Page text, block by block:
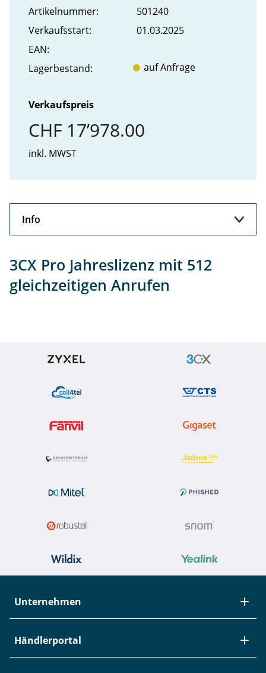
Artikel­nummer:
501240
Verkaufs­start:
01.03.2025
EAN:
Lager­bestand:
auf Anfrage
Verkaufspreis
CHF 17’978.00
inkl. MWST
Info
3CX Pro Jahreslizenz mit 512
gleichzeitigen Anrufen
Unternehmen
Über Studerus
Team
Händlerportal